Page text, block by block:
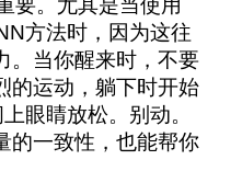
方法时，因为这往
。当你醒来时，不要
的运动，躺下时开始
眼睛放松。别动。
的一致性，也能帮你